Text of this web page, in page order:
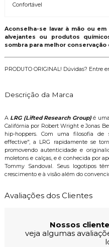
Confortável
Aconselha-se lavar à mão ou
alvejantes ou produtos
sombra para melhor conservação
PRODUTO ORIGINAL! Dúvidas? Entre
Descrição da Marca
A LRG (Lifted Research Group)é
Califórnia por Robert Wright e Jonas
hip-hoppers. Com uma filosofia de
effective", a LRG rapidamente se
promovendo autenticidade e
moletons e calças, e é conhecida por
Tommy Sandoval. Seus logotipos
crescimento e à visão além do
Avaliações dos Clientes
Nossos
veja algumas